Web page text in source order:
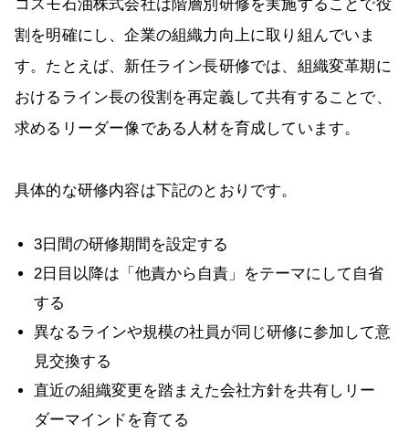
コスモ石油株式会社は階層別研修を実施することで役
割を明確にし、企業の組織力向上に取り組んでいま
す。たとえば、新任ライン長研修では、組織変革期に
おけるライン長の役割を再定義して共有することで、
求めるリーダー像である人材を育成しています。
具体的な研修内容は下記のとおりです。
3日間の研修期間を設定する
2日目以降は「他責から自責」をテーマにして自省
する
異なるラインや規模の社員が同じ研修に参加して意
見交換する
直近の組織変更を踏まえた会社方針を共有しリー
ダーマインドを育てる